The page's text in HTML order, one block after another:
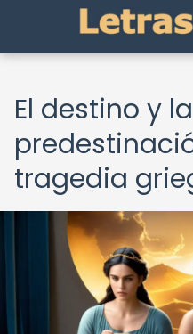
El destino y la
tragedia